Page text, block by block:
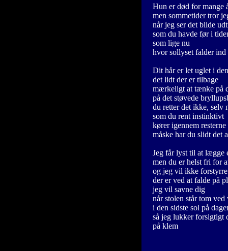
Hun er død for mange
men sommetider tror
når jeg ser det blide
som du havde før i
som lige nu
hvor sollyset falder
Dit hår er let uglet i
det lidt der er tilbage
mærkeligt at tænke på
på det støvede
du retter det ikke, selv
som du rent instinktivt
kører igennem
måske har du slidt det
Jeg får lyst til at lægge
men du er helst fri for
og jeg vil ikke
der er ved at falde på
jeg vil savne dig
når stolen står tom ved
i den sidste sol på
så jeg lukker forsigtigt
på klem